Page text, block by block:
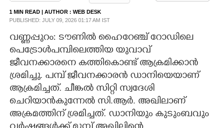
LIFESTYLE
SPIRITUAL
INFO+
ART
1 MIN READ | AUTHOR : WEB DESK
PUBLISHED: JULY 09, 2026 01:17 AM IST
വണ്ണപ്പുറം: ടൗണിൽ ഹൈറേഞ്ച് റോഡിലെ
പെട്രോൾപമ്പിലെത്തിയ യുവാവ്
ജീവനക്കാരനെ കത്തികൊണ്ട് ആക്രമിക്കാൻ
ശ്രമിച്ചു. പമ്പ് ജീവനക്കാരൻ ഡാനിയെയാണ്
ആക്രമിച്ചത്. ചീങ്കൽ സിറ്റി സ്വദേശി
ചെറിയാൻകുന്നേൽ സി.ആർ. അഖിലാണ്
അക്രമത്തിന് ശ്രമിച്ചത്. ഡാനിയും കുടുംബവും